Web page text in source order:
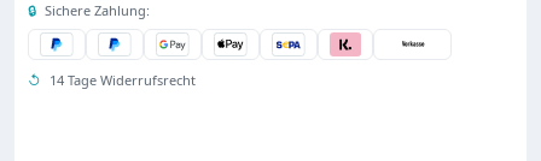
🔒 Sichere Zahlung:
↺ 14 Tage Widerrufsrecht